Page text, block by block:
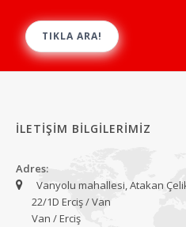
TIKLA ARA!
İLETİŞİM BİLGİLERİMİZ
Adres:
Vanyolu mahallesi, Atakan
22/1D Erciş / Van
Van / Erciş